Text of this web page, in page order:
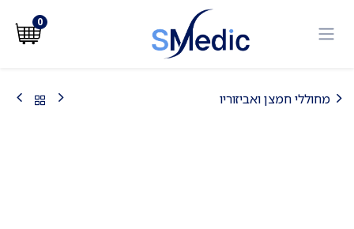
0
מחוללי חמצן ואביזוריו